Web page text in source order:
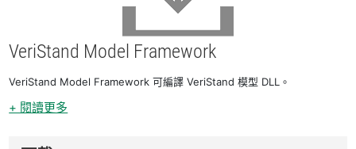
VeriStand Model Framework
VeriStand Model Framework 可編譯 VeriStand 模型 DLL。
+ 閱讀更多